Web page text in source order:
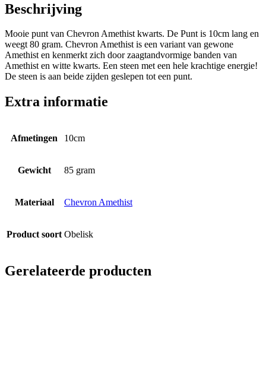
Beschrijving
Mooie punt van Chevron Amethist kwarts. De Punt is 10cm lang en
weegt 80 gram. Chevron Amethist is een variant van gewone
Amethist en kenmerkt zich door zaagtandvormige banden van
Amethist en witte kwarts. Een steen met een hele krachtige energie!
De steen is aan beide zijden geslepen tot een punt.
Extra informatie
Afmetingen 10cm
Gewicht 85 gram
Materiaal Chevron Amethist
Product soort Obelisk
Gerelateerde producten